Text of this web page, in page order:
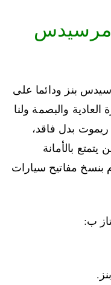
مرسيدس
بنز ودائما على
والبصمة ولنا
بدل فاقد،
بالأمانة
بنسخ مفاتيح سيارات
ب: